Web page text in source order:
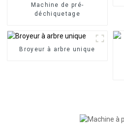
Machine de pré-
déchiquetage
Broyeur à arbre unique